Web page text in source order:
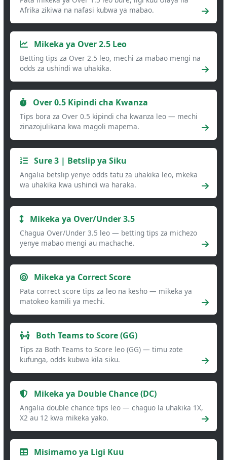
Afrika zikiwa na nafasi kubwa ya mabao.
Mikeka ya Over 2.5 Leo
Betting tips za Over 2.5 leo, mechi za mabao mengi na
odds za ushindi wa uhakika.
Over 0.5 Kipindi cha Kwanza
Tips bora za Over 0.5 kipindi cha kwanza leo — mechi
zinazojulikana kwa magoli mapema.
Sure 3 | Betslip ya Siku
Angalia betslip yenye odds tatu za uhakika leo, mkeka
wa uhakika kwa ushindi wa haraka.
Mikeka ya Over/Under 3.5
Chagua Over/Under 3.5 leo — betting tips za michezo
yenye mabao mengi au machache.
Mikeka ya Correct Score
Pata correct score tips za leo na kesho — mikeka ya
matokeo kamili ya mechi.
Both Teams to Score (GG)
Tips za Both Teams to Score leo (GG) — timu zote
kufunga, odds kubwa kila siku.
Mikeka ya Double Chance (DC)
Angalia double chance tips leo — chaguo la uhakika 1X,
X2 au 12 kwa mikeka yako.
Misimamo ya Ligi Kuu